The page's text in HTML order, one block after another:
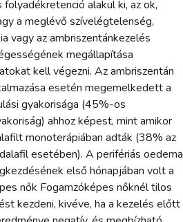
alakul ki, az ok,
a meglévő szívelégtelenség,
vagy az ambriszentánkezelés
megállapítása
kell végezni. Az ambriszentán
esetén megemelkedett a
gyakorisága (45%-os
ahhoz képest, mint amikor
monoterápiában adták (38% az
esetében). A perifériás oedema
első hónapjában volt a
nők Fogamzóképes nőknél tilos
kezdeni, kivéve, ha a kezelés előtt